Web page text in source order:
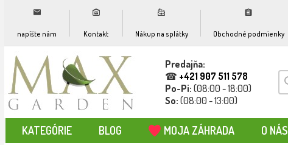
napíšte nám Kontakt Nákup na splátky Obchodné podmienky
Predajňa:
☎ +421 907 511 578
Po-Pi: (08:00 - 18:00)
So: (08:00 - 13:00)
KATEGÓRIE BLOG MOJA ZÁHRADA O NÁS